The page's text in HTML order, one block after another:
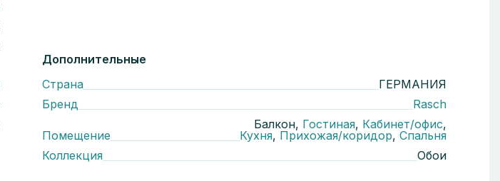
Дополнительные
Страна
ГЕРМАНИЯ
Бренд
Rasch
Помещение
Балкон, Гостиная, Кабинет/офис,
Кухня, Прихожая/коридор, Спальня
Коллекция
Обои